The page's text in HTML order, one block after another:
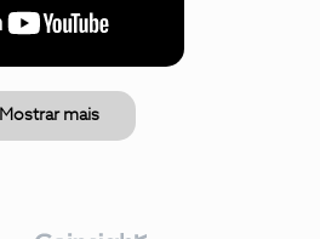
Mostrar mais